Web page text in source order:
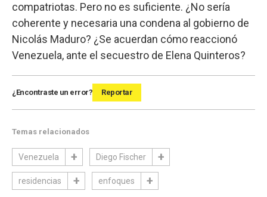
compatriotas. Pero no es suficiente. ¿No sería
coherente y necesaria una condena al gobierno de
Nicolás Maduro? ¿Se acuerdan cómo reaccionó
Venezuela, ante el secuestro de Elena Quinteros?
¿Encontraste un error? Reportar
Temas relacionados
Venezuela Diego Fischer
residencias enfoques